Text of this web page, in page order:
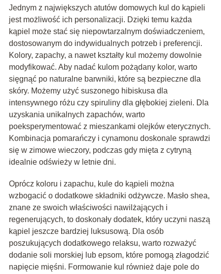
Jednym z największych atutów domowych kul do kąpieli
jest możliwość ich personalizacji. Dzięki temu każda
kąpiel może stać się niepowtarzalnym doświadczeniem,
dostosowanym do indywidualnych potrzeb i preferencji.
Kolory, zapachy, a nawet kształty kul możemy dowolnie
modyfikować. Aby nadać kulom pożądany kolor, warto
sięgnąć po naturalne barwniki, które są bezpieczne dla
skóry. Możemy użyć suszonego hibiskusa dla
intensywnego różu czy spiruliny dla głębokiej zieleni. Dla
uzyskania unikalnych zapachów, warto
poeksperymentować z mieszankami olejków eterycznych.
Kombinacja pomarańczy i cynamonu doskonale sprawdzi
się w zimowe wieczory, podczas gdy mięta z cytryną
idealnie odświeży w letnie dni.
Oprócz koloru i zapachu, kule do kąpieli można
wzbogacić o dodatkowe składniki odżywcze. Masło shea,
znane ze swoich właściwości nawilżających i
regenerujących, to doskonały dodatek, który uczyni naszą
kąpiel jeszcze bardziej luksusową. Dla osób
poszukujących dodatkowego relaksu, warto rozważyć
dodanie soli morskiej lub epsom, które pomogą złagodzić
napięcie mięśni. Formowanie kul również daje pole do